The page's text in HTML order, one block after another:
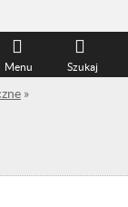
Szukaj
Menu
»